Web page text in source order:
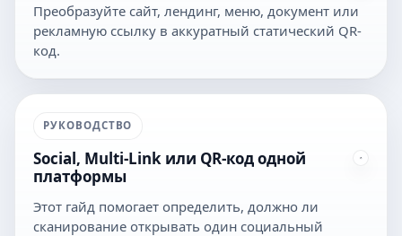
Преобразуйте сайт, лендинг, меню, документ или
рекламную ссылку в аккуратный статический QR-
код.
РУКОВОДСТВО
Social, Multi-Link или QR-код одной
платформы
Этот гайд помогает определить, должно ли
сканирование открывать один социальный